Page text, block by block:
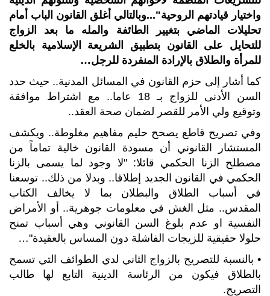
واختيار قيادتهم الروحية"...وبالتالي أغلق القانون الباب أمام
تحليلات الماضي بتغيير الطائفة والمله ما بعد الزواج
للتحايل على القانون بتطبيق الشريعة الإسلامية بالخلع
للمرأة والطلاق بالإرادة المنفردة للرجل…
كما أشار إلى حزم القانون في المسائل المدنية.. حيث حدد
السن الأدنى للزواج بـ 18 عاما.. مع اشتراط موافقة
وتوقيع ولي الأمر للقصر لضمان صحة العقد..
وفي تصريح قاطع يصحح حليم مفاهيم مغلوطة.. ويكشف
المستشار القانوني أن مسودة القانون خالية تماماً من
مصطلح الزنا الحكمي قائلا: "لا وجود لما يسمى بالزنا
الحكمي في القانون الجديد إطلاقا.. وبدلا من ذلك.. توسعنا
في أسباب الطلاق والبطلان بما لا يخالف الكتاب
المقدس.. مثل الغش في معلومات جوهرية.. أو الأمراض
النفسية او عدم بلوغ السن القانوني وهي أسباب تمنح
حلولا حقيقية للزيجات الفاشلة دون المساس بالعقيدة"…
• بالنسبة للتصريح بالزواج الثاني لدي الطوائف التي تسمح
بالطلاق فيكون من الرئاسة الدينية التابع لها طالب
التصريح.